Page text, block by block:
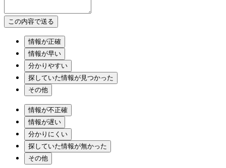
情報が正確
情報が早い
分かりやすい
探していた情報が見つかった
その他
情報が不正確
情報が遅い
分かりにくい
探していた情報が無かった
その他